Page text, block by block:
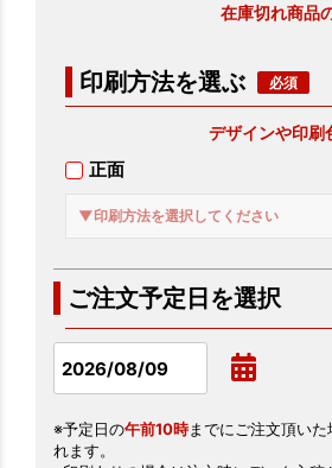
在庫切れ商品
印刷方法を選ぶ
デザインや印
正面
▼印刷方法を選択してください
ご注文予定日を選択
※予定日の午前10時までにご注文頂い
れます。